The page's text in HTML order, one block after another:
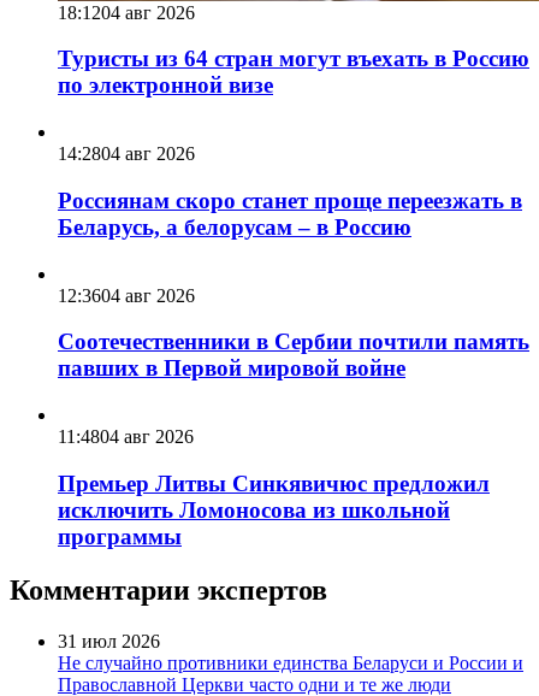
18:1204 авг 2026
Туристы из 64 стран могут въехать в Россию
по электронной визе
14:2804 авг 2026
Россиянам скоро станет проще переезжать в
Беларусь, а белорусам – в Россию
12:3604 авг 2026
Соотечественники в Сербии почтили память
павших в Первой мировой войне
11:4804 авг 2026
Премьер Литвы Синкявичюс предложил
исключить Ломоносова из школьной
программы
Комментарии экспертов
31 июл 2026
Не случайно противники единства Беларуси и России и
Православной Церкви часто одни и те же люди